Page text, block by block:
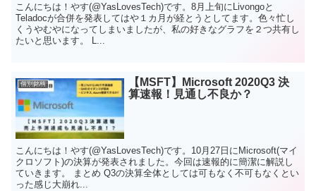
こんにちは！やす(@YasLovesTech)です。8月上旬にLivongoと
Teladocが合併を発表してはや１カ月が経とうとしてます。色々忙し
くうやむやになってしまいましたが、私の好きなグラフを２つ共有し
たいと思います。 L...
個別銘柄
【MSFT】Microsoft 2020Q3 決
算速報！見通し不良か？
こんにちは！やす(@YasLovesTech)です。10月27日にMicrosoft(マイ
クロソフト)の決算が発表されました。今回は速報的に簡潔に解説し
ていきます。 まとめ Q3の決算全体としては可もなく不可もなくとい
った感じ大崩れ...